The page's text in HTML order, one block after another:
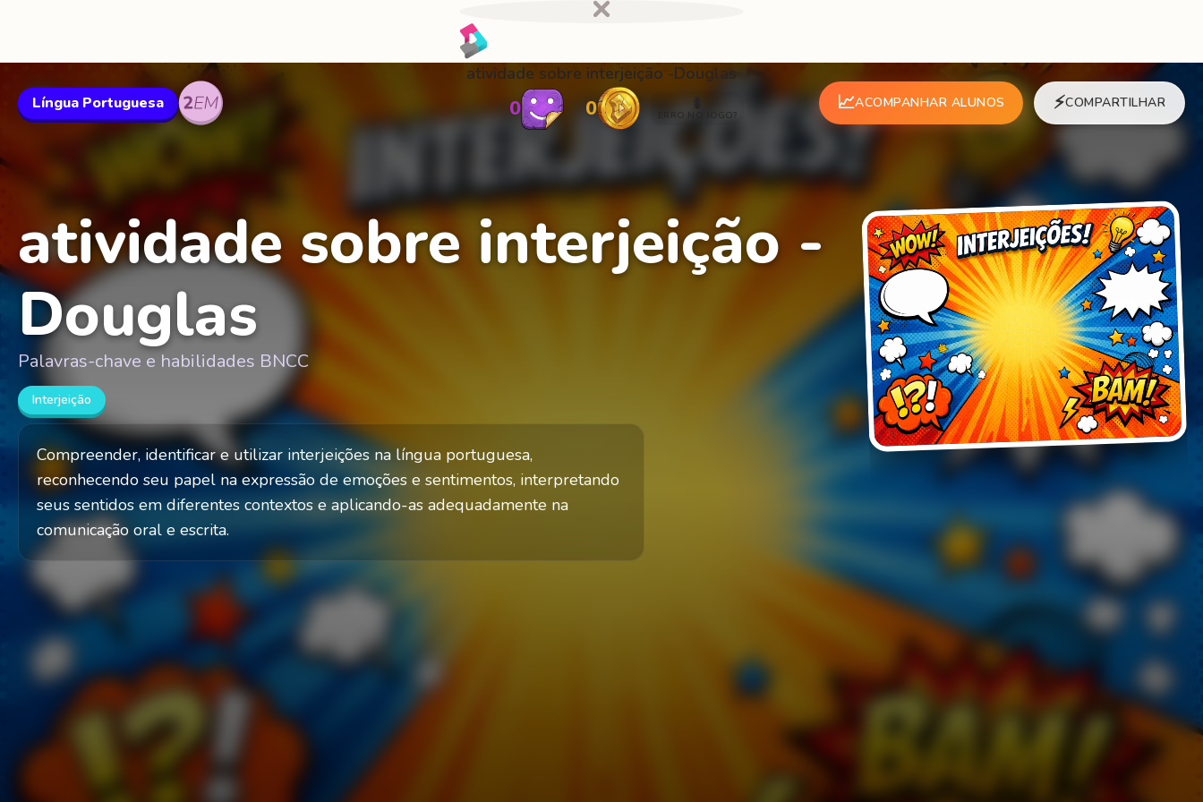
atividade sobre interjeição -Douglas
0 0 🐛
ERRO NO JOGO?
Língua Portuguesa 📈ACOMPANHAR ALUNOS ⚡COMPARTILHAR
atividade sobre interjeição -
Douglas
Palavras-chave e habilidades BNCC
Interjeição
Compreender, identificar e utilizar interjeições na língua portuguesa,
reconhecendo seu papel na expressão de emoções e sentimentos, interpretando
seus sentidos em diferentes contextos e aplicando-as adequadamente na
comunicação oral e escrita.